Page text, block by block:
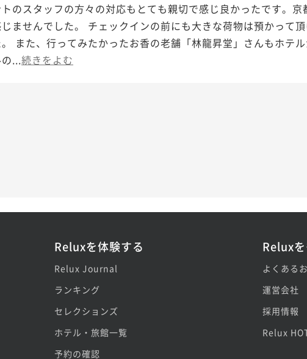
のスタッフの方々の対応もとても親切で感じ良かったです。京
ませんでした。 チェックインの前にも大きな荷物は預かって
また、行ってみたかったお香の老舗「林龍昇堂」さんもホテル
...続きをよむ
Reluxを体験する
Relux Journal
ランキング
セレクションズ
ホテル・旅館一覧
予約の確認
Relux
よくある
運営会社
採用情報
Relux